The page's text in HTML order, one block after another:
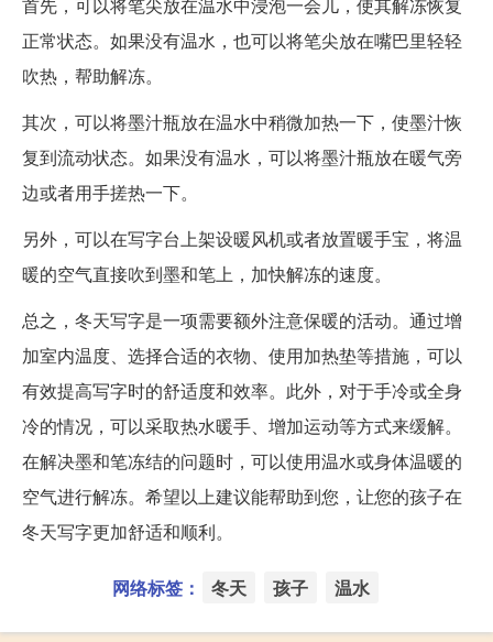
首先，可以将笔尖放在温水中浸泡一会儿，使其解冻恢复
正常状态。如果没有温水，也可以将笔尖放在嘴巴里轻轻
吹热，帮助解冻。
其次，可以将墨汁瓶放在温水中稍微加热一下，使墨汁恢
复到流动状态。如果没有温水，可以将墨汁瓶放在暖气旁
边或者用手搓热一下。
另外，可以在写字台上架设暖风机或者放置暖手宝，将温
暖的空气直接吹到墨和笔上，加快解冻的速度。
总之，冬天写字是一项需要额外注意保暖的活动。通过增
加室内温度、选择合适的衣物、使用加热垫等措施，可以
有效提高写字时的舒适度和效率。此外，对于手冷或全身
冷的情况，可以采取热水暖手、增加运动等方式来缓解。
在解决墨和笔冻结的问题时，可以使用温水或身体温暖的
空气进行解冻。希望以上建议能帮助到您，让您的孩子在
冬天写字更加舒适和顺利。
网络标签： 冬天 孩子 温水